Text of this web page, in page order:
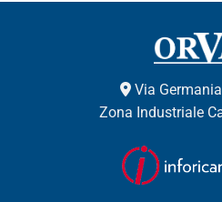
Via
Zona Industriale